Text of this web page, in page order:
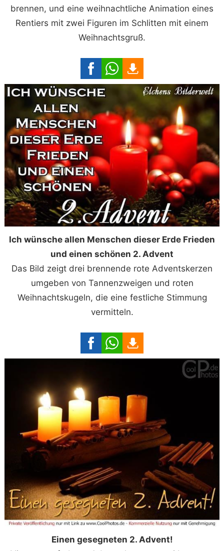
brennen, und eine weihnachtliche Animation eines
Rentiers mit zwei Figuren im Schlitten mit einem
Weihnachtsgruß.
Ich wünsche allen Menschen dieser Erde Frieden
und einen schönen 2. Advent
Das Bild zeigt drei brennende rote Adventskerzen
umgeben von Tannenzweigen und roten
Weihnachtskugeln, die eine festliche Stimmung
vermitteln.
Einen gesegneten 2. Advent!